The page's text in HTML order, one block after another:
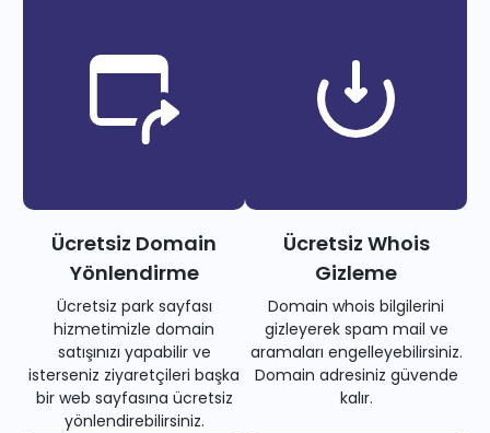
Ücretsiz Domain
Yönlendirme
Ücretsiz park sayfası
hizmetimizle domain
satışınızı yapabilir ve
isterseniz ziyaretçileri başka
bir web sayfasına ücretsiz
yönlendirebilirsiniz.
Ücretsiz Whois
Gizleme
Domain whois bilgilerini
gizleyerek spam mail ve
aramaları engelleyebilirsiniz.
Domain adresiniz güvende
kalır.